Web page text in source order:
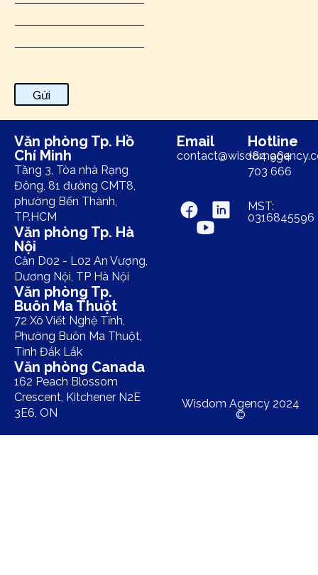
Gửi
Văn phòng Tp. Hồ
Chí Minh
Tầng 3, Tòa nhà Rạng
Đông, 81 đường CMT8,
phường Bến Thành,
TP.HCM
Văn phòng Tp. Hà
Nội
Căn D02 - L02 An Vượng,
Dương Nội, TP Hà Nội
Văn phòng Tp.
Buôn Ma Thuột
72 Xô Viết Nghệ Tĩnh,
Phường Buôn Ma Thuột,
Tỉnh Đắk Lắk
Văn phòng Canada
162 Peach Blossom
Crescent, Kitchener N2E
3E6, ON
Email Hotline
+84 964
703 666
MST:
0316845596
Wisdom Agency 2024
©